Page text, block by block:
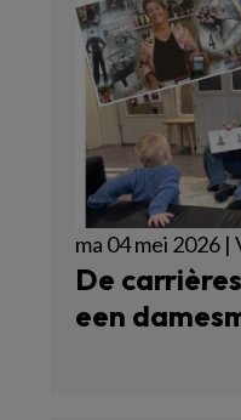
ma 04 mei 2026
De
een